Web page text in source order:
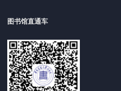
图书馆直通车